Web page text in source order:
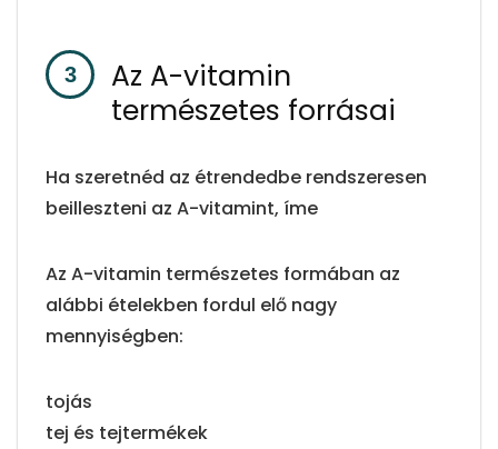
Az A-vitamin
természetes forrásai
Ha szeretnéd az étrendedbe rendszeresen
beilleszteni az A-vitamint, íme
Az A-vitamin természetes formában az
alábbi ételekben fordul elő nagy
mennyiségben:
tojás
tej és tejtermékek